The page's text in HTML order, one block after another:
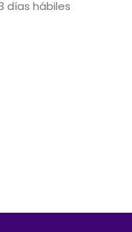
días hábiles